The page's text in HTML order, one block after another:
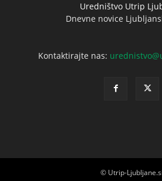
Uredništvo Utrip
Dnevne novice
Kontaktirajte nas:
© Utrip-Ljubljane.si